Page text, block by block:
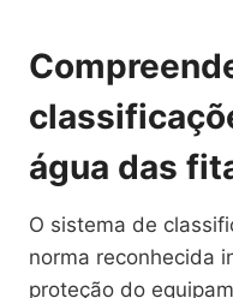
água das
O sistema de
norma reconhecida
proteção do